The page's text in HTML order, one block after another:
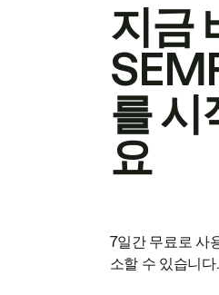
지금
를 시
요
7일간 무료로 사
소할 수 있습니다.